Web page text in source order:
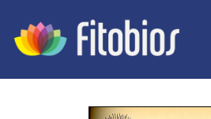
contenuto